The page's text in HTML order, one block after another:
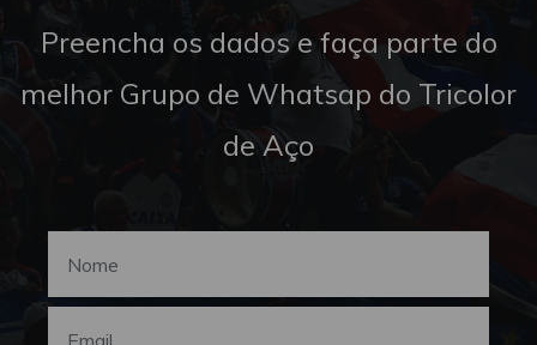
Preencha os dados e faça parte do
melhor Grupo de Whatsap do Tricolor
de Aço